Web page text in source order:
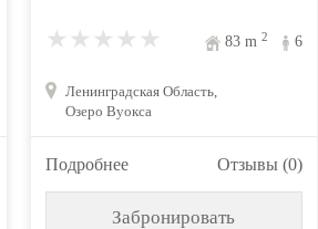
83 m2 6
Ленинградская Область,
Озеро Вуокса
Подробнее Отзывы (0)
Забронировать